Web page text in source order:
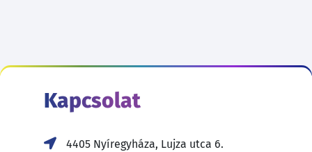
Kapcsolat
4405 Nyíregyháza, Lujza utca 6.